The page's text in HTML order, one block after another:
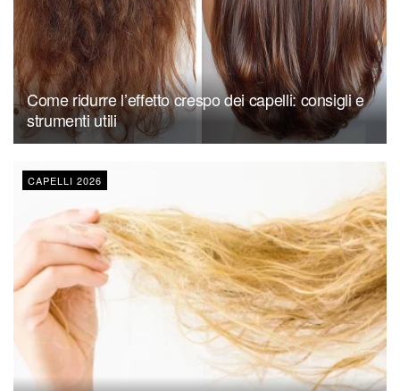
Come ridurre l’effetto crespo dei capelli: consigli e
strumenti utili
CAPELLI 2026